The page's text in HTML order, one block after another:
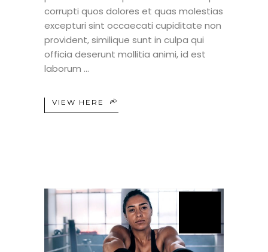
corrupti quos dolores et quas molestias
excepturi sint occaecati cupiditate non
provident, similique sunt in culpa qui
officia deserunt mollitia animi, id est
laborum
VIEW HERE